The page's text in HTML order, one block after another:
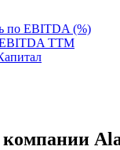
по EBITDA (%)
TTM